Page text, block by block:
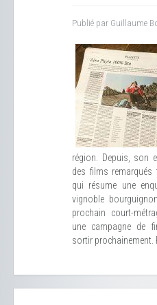
Publié par Guillaume
région. Depuis, son
des films remarqués
qui résume une
vignoble
prochain court-
une campagne de
sortir prochainement.